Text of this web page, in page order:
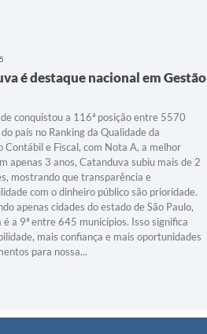
é destaque nacional em Gestão
conquistou a 116ª posição entre 5570
país no Ranking da Qualidade da
Contábil e Fiscal, com Nota A, a melhor
apenas 3 anos, Catanduva subiu mais de 2
mostrando que transparência e
com o dinheiro público são prioridade.
apenas cidades do estado de São Paulo,
a 9ª entre 645 municípios. Isso significa
mais confiança e mais oportunidades
para nossa...